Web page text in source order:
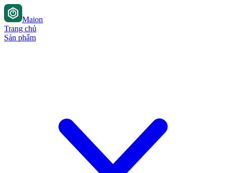
Maion
Trang chủ
Sản phẩm